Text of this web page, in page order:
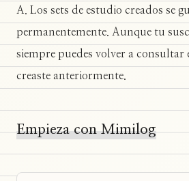
A. Los sets de estudio creados se
permanentemente. Aunque tu
siempre puedes volver a consultar
creaste anteriormente.
Empieza con Mimilog